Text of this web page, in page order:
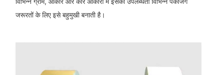
जरूरतों के लिए इसे बहुमुखी बनाती है।